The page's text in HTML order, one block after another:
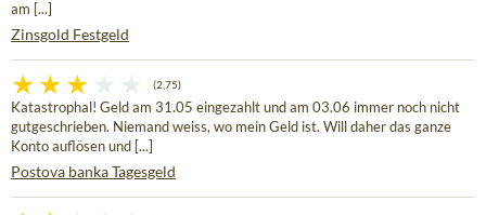
am [...]
Zinsgold Festgeld
(2,75)
Katastrophal! Geld am 31.05 eingezahlt und am 03.06 immer noch nicht
gutgeschrieben. Niemand weiss, wo mein Geld ist. Will daher das ganze
Konto auflösen und [...]
Postova banka Tagesgeld